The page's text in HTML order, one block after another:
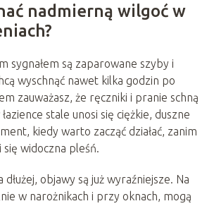
nadmierną wilgoć w
sygnałem są zaparowane szyby i
wyschnąć nawet kilka godzin po
zauważasz, że ręczniki i pranie schną
stale unosi się ciężkie, duszne
kiedy warto zacząć działać, zanim
się widoczna pleśń.
objawy są już wyraźniejsze. Na
w narożnikach i przy oknach, mogą